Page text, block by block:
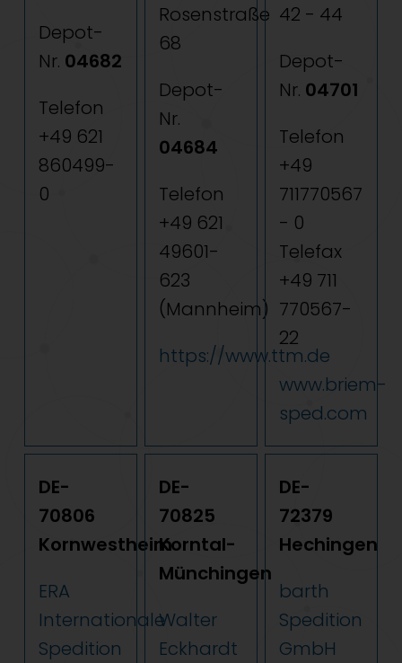
Depot-
Nr. 04682
Telefon
+49 621
860499-
0
Rosenstraße
68
Depot-
Nr.
04684
Telefon
+49 621
49601-
623
(Mannheim)
https://www.ttm.de
42 - 44
Depot-
Nr. 04701
Telefon
+49
711770567
- 0
Telefax
+49 711
770567-
22
www.briem-
sped.com
DE-
70806
Kornwestheim
ERA
Internationale
Spedition
DE-
70825
Korntal-
Münchingen
Walter
Eckhardt
DE-
72379
Hechingen
barth
Spedition
GmbH